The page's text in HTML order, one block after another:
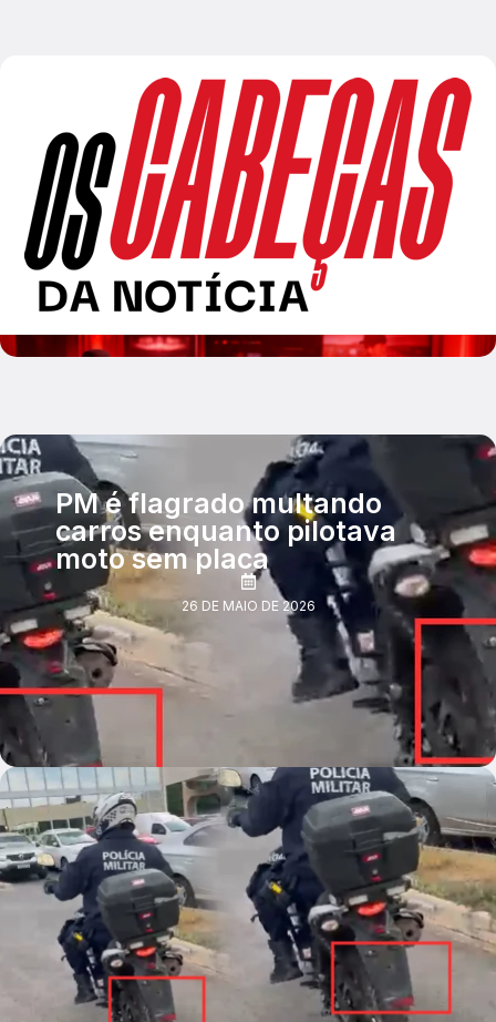
PM é flagrado multando
carros enquanto pilotava
moto sem placa
26 DE MAIO DE 2026